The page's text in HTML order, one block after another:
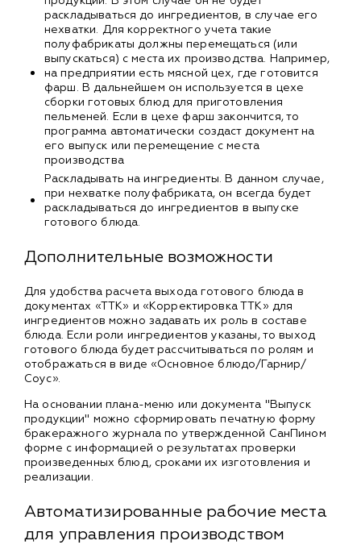
раскладываться до ингредиентов, в случае его
нехватки. Для корректного учета такие
полуфабрикаты должны перемещаться (или
выпускаться) с места их производства. Например,
на предприятии есть мясной цех, где готовится
фарш. В дальнейшем он используется в цехе
сборки готовых блюд для приготовления
пельменей. Если в цехе фарш закончится, то
программа автоматически создаст документ на
его выпуск или перемещение с места
производства
Раскладывать на ингредиенты. В данном случае,
при нехватке полуфабриката, он всегда будет
раскладываться до ингредиентов в выпуске
готового блюда.
Дополнительные возможности
Для удобства расчета выхода готового блюда в
документах «ТТК» и «Корректировка ТТК» для
ингредиентов можно задавать их роль в составе
блюда. Если роли ингредиентов указаны, то выход
готового блюда будет рассчитываться по ролям и
отображаться в виде «Основное блюдо/Гарнир/
Соус».
На основании плана-меню или документа "Выпуск
продукции" можно сформировать печатную форму
бракеражного журнала по утвержденной СанПином
форме с информацией о результатах проверки
произведенных блюд, сроками их изготовления и
реализации.
Автоматизированные рабочие места
для управления производством